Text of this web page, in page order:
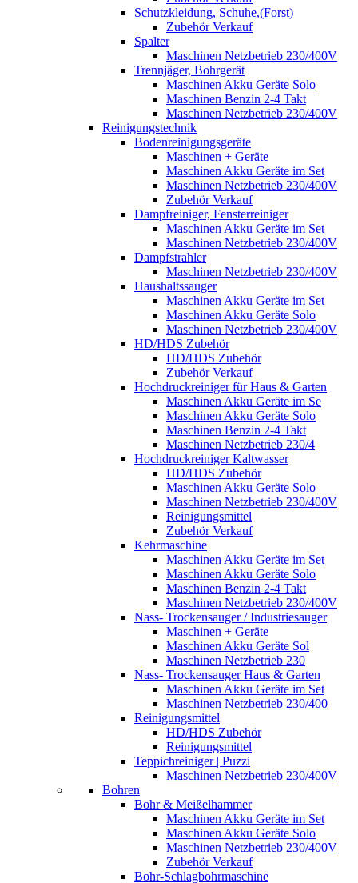
Schutzkleidung, Schuhe,(Forst)
Zubehör Verkauf
Spalter
Maschinen Netzbetrieb 230/400V
Trennjäger, Bohrgerät
Maschinen Akku Geräte Solo
Maschinen Benzin 2-4 Takt
Maschinen Netzbetrieb 230/400V
Reinigungstechnik
Bodenreinigungsgeräte
Maschinen + Geräte
Maschinen Akku Geräte im Set
Maschinen Netzbetrieb 230/400V
Zubehör Verkauf
Dampfreiniger, Fensterreiniger
Maschinen Akku Geräte im Set
Maschinen Netzbetrieb 230/400V
Dampfstrahler
Maschinen Netzbetrieb 230/400V
Haushaltssauger
Maschinen Akku Geräte im Set
Maschinen Akku Geräte Solo
Maschinen Netzbetrieb 230/400V
HD/HDS Zubehör
HD/HDS Zubehör
Zubehör Verkauf
Hochdruckreiniger für Haus & Garten
Maschinen Akku Geräte im Se
Maschinen Akku Geräte Solo
Maschinen Benzin 2-4 Takt
Maschinen Netzbetrieb 230/4
Hochdruckreiniger Kaltwasser
HD/HDS Zubehör
Maschinen Akku Geräte Solo
Maschinen Netzbetrieb 230/400V
Reinigungsmittel
Zubehör Verkauf
Kehrmaschine
Maschinen Akku Geräte im Set
Maschinen Akku Geräte Solo
Maschinen Benzin 2-4 Takt
Maschinen Netzbetrieb 230/400V
Nass- Trockensauger / Industriesauger
Maschinen + Geräte
Maschinen Akku Geräte Sol
Maschinen Netzbetrieb 230
Nass- Trockensauger Haus & Garten
Maschinen Akku Geräte im Set
Maschinen Netzbetrieb 230/400
Reinigungsmittel
HD/HDS Zubehör
Reinigungsmittel
Teppichreiniger | Puzzi
Maschinen Netzbetrieb 230/400V
Bohren
Bohr & Meißelhammer
Maschinen Akku Geräte im Set
Maschinen Akku Geräte Solo
Maschinen Netzbetrieb 230/400V
Zubehör Verkauf
Bohr-Schlagbohrmaschine